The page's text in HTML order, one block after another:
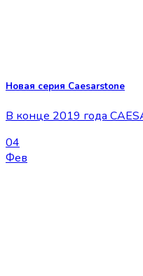
Новая серия Caesarstone
В конце 2019 года
04
Фев